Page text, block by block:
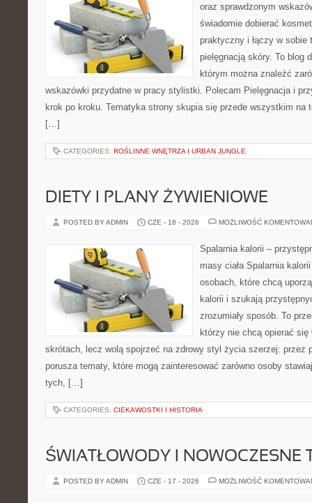
oraz sprawdzonym
świadomie dobierać
praktyczny i łączy w sobie
pielęgnacją skóry. To blog
którym można znaleźć
wskazówki przydatne w pracy stylistki. Polecam Pielęgnacja i
krok po kroku. Tematyka strony skupia się przede wszystkim na
[…]
CATEGORIES: ROŚLINNE WNĘTRZA I URBAN JUNGLE
DIETY I PLANY ŻYWIENIOWE
POSTED BY ADMIN CZE - 18 - 2026 MOŻLIWOŚĆ
Spalarnia kalorii –
masy ciała Spalarnia
osobach, które chcą
kalorii i szukają
zrozumiały sposób. To
którzy nie chcą opierać się
skrótach, lecz wolą spojrzeć na zdrowy styl życia szerzej: przez
porusza tematy, które mogą zainteresować zarówno osoby
tych, […]
CATEGORIES: CIEKAWOSTKI I HISTORIA
ŚWIATŁOWODY I NOWOCZESNE
POSTED BY ADMIN CZE - 17 - 2026 MOŻLIWOŚĆ